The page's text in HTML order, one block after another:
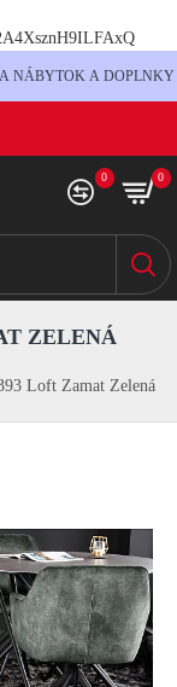
NÁBYTOK A DOPLNKY
0 0
Loft Zamat Zelená
ZELENÁ